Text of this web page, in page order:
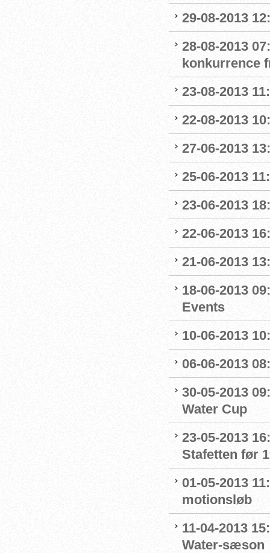
29-08-2013
28-08-2013
konkurrence
23-08-2013
22-08-2013
27-06-2013
25-06-2013
23-06-2013
22-06-2013
21-06-2013
18-06-2013
Events
10-06-2013
06-06-2013
30-05-2013
Water Cup
23-05-2013
Stafetten før
01-05-2013
motionsløb
11-04-2013
Water-sæson